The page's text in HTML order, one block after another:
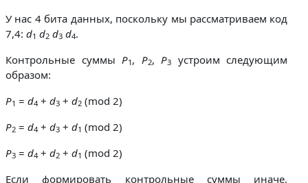
У нас 4 бита данных, поскольку мы рассматриваем код
7,4: d1 d2 d3 d4.
Контрольные суммы P1, P2, P3
устроим следующим
образом:
P1 = d4 + d3 + d2 (mod 2)
P2 = d4 + d3 + d1 (mod 2)
P3 = d4 + d2 + d1 (mod 2)
Если формировать контрольные суммы иначе,